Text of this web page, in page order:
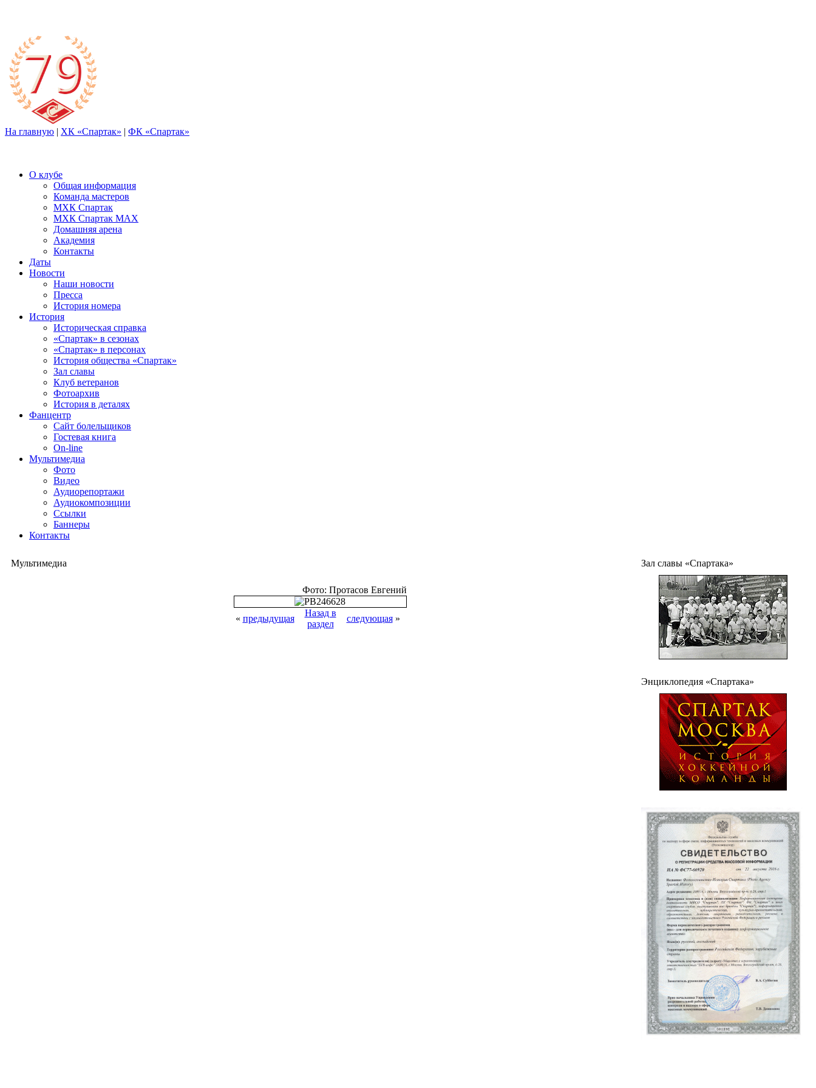
На главную | ХК «Спартак» | ФК «Спартак»
О клубе
Общая информация
Команда мастеров
МХК Спартак
МХК Спартак МАХ
Домашняя арена
Академия
Контакты
Даты
Новости
Наши новости
Пресса
История номера
История
Историческая справка
«Спартак» в сезонах
«Спартак» в персонах
История общества «Спартак»
Зал славы
Клуб ветеранов
Фотоархив
История в деталях
Фанцентр
Сайт болельщиков
Гостевая книга
On-line
Мультимедиа
Фото
Видео
Аудиорепортажи
Аудиокомпозиции
Ссылки
Баннеры
Контакты
Мультимедиа
Фото: Протасов Евгений
« предыдущая
Назад в
раздел
следующая»
Зал славы «Спартака»
Энциклопедия «Спартака»